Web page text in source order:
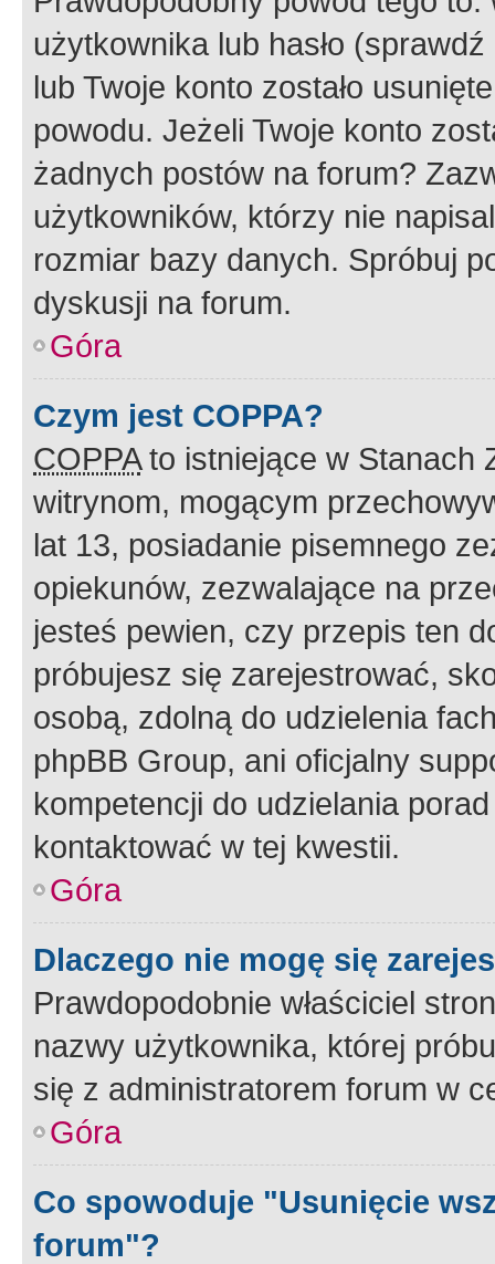
użytkownika lub hasło
lub Twoje konto zostało
powodu. Jeżeli Twoje konto
żadnych postów na forum?
użytkowników, którzy nie
rozmiar bazy danych. Spróbuj
dyskusji na forum.
Góra
Czym jest COPPA?
COPPAto istniejące w Stanach
witrynom, mogącym
lat 13, posiadanie pisemnego
opiekunów, zezwalające na
jesteś pewien, czy przepis ten
próbujesz się zarejestrować,
osobą, zdolną do udzielenia
phpBB Group, ani oficjalny
kompetencji do udzielania
kontaktować w tej kwestii.
Góra
Dlaczego nie mogę się
Prawdopodobnie właściciel
nazwy użytkownika, której
się z administratorem forum w
Góra
Co spowoduje "Usunięcie
forum"?